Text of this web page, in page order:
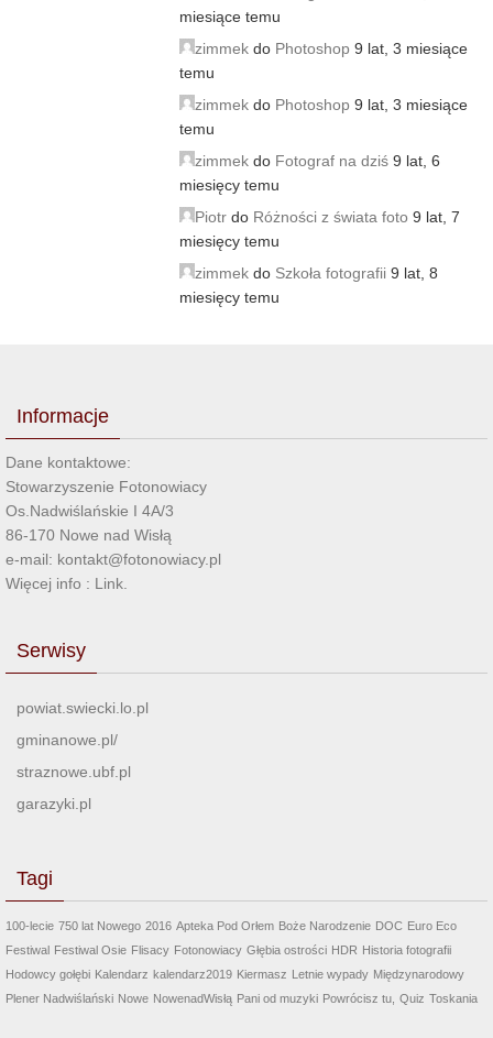
miesiące temu
zimmek do Photoshop 9 lat, 3 miesiące
temu
zimmek do Photoshop 9 lat, 3 miesiące
temu
zimmek do Fotograf na dziś 9 lat, 6
miesięcy temu
Piotr do Różności z świata foto 9 lat, 7
miesięcy temu
zimmek do Szkoła fotografii 9 lat, 8
miesięcy temu
Informacje
Dane kontaktowe:
Stowarzyszenie Fotonowiacy
Os.Nadwiślańskie I 4A/3
86-170 Nowe nad Wisłą
e-mail: kontakt@fotonowiacy.pl
Więcej info : Link
Serwisy
powiat.swiecki.lo.pl
gminanowe.pl/
straznowe.ubf.pl
garazyki.pl
Tagi
100-lecie 750 lat Nowego 2016 Apteka Pod Orłem Boże Narodzenie DOC Euro Eco
Festiwal Festiwal Osie Flisacy Fotonowiacy Głębia ostrości HDR Historia fotografii
Hodowcy gołębi Kalendarz kalendarz2019 Kiermasz Letnie wypady Międzynarodowy
Plener Nadwiślański Nowe NowenadWisłą Pani od muzyki Powrócisz tu, Quiz Toskania